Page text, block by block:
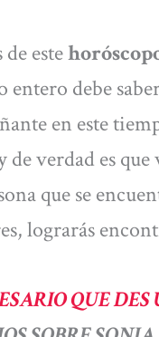
este
entero debe
en este
de verdad es
que se
lograrás
QUE